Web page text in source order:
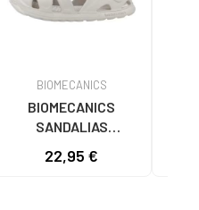
BIOMECANICS
BIOMECANICS
SANDALIAS
C103 BEIGE
22,95 €